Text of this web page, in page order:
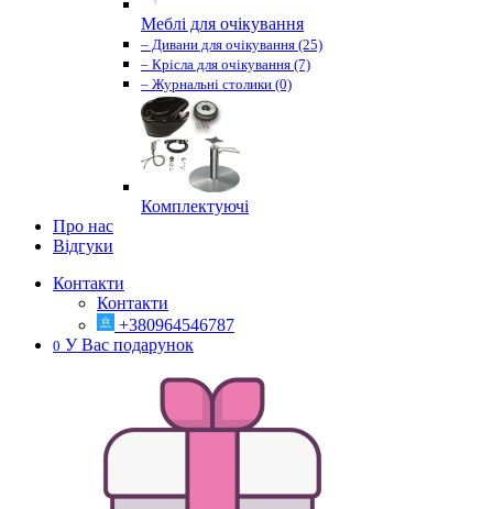
Меблі для очікування
– Дивани для очікування (25)
– Крісла для очікування (7)
– Журнальні столики (0)
Комплектуючі
Про нас
Відгуки
Контакти
Контакти
+380964546787
0 У Вас подарунок